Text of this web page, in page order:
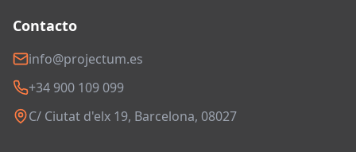
Contacto
info@projectum.es
+34 900 109 099
C/ Ciutat d'elx 19, Barcelona, 08027